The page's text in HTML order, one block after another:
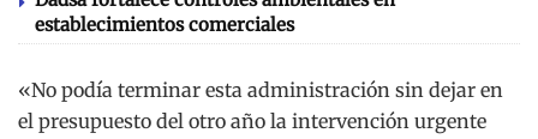
establecimientos comerciales
«No podía terminar esta administración sin dejar en
el presupuesto del otro año la intervención urgente